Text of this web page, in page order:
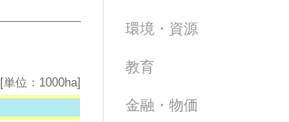
[単位：1000ha]
環境・資源
教育
金融・物価